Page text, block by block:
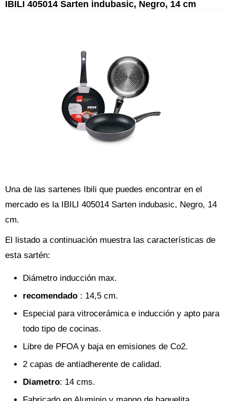
IBILI 405014 Sarten indubasic, Negro, 14 cm
Una de las sartenes Ibili que puedes encontrar en el
mercado es la IBILI 405014 Sarten indubasic, Negro, 14
cm.
El listado a continuación muestra las características de
esta sartén:
Diámetro inducción max.
recomendado : 14,5 cm.
Especial para vitrocerámica e inducción y apto para
todo tipo de cocinas.
Libre de PFOA y baja en emisiones de Co2.
2 capas de antiadherente de calidad.
Diametro: 14 cms.